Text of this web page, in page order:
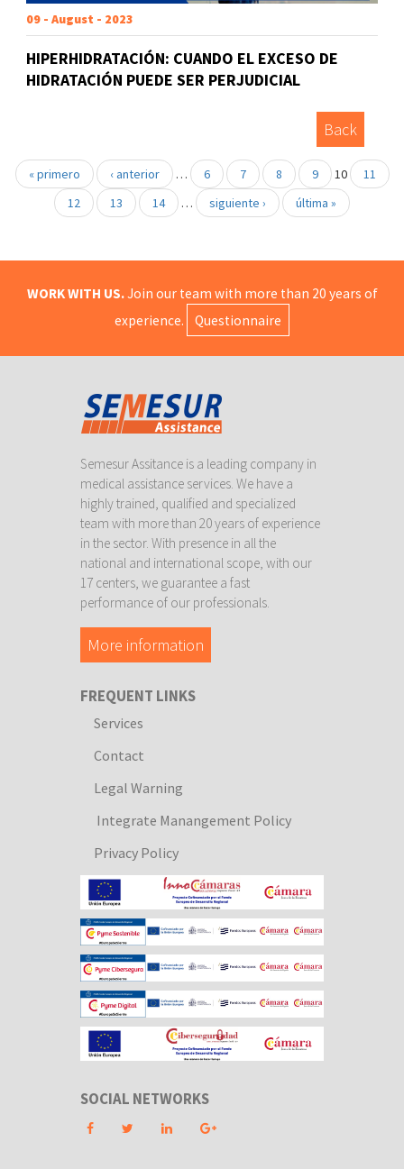
09 - August - 2023
HIPERHIDRATACIÓN: CUANDO EL EXCESO DE
HIDRATACIÓN PUEDE SER PERJUDICIAL
Back
« primero ‹ anterior … 6 7 8 9 10
11
12
13 14 … siguiente › última »
WORK WITH US.Join our team with more than 20 years of
experience.
Questionnaire
Semesur Assitance is a leading company in
medical assistance services. We have a
highly trained, qualified and specialized
team with more than 20 years of experience
in the sector. With presence in all the
national and international scope, with our
17 centers, we guarantee a fast
performance of our professionals.
More information
FREQUENT LINKS
Services
Contact
Legal Warning
Integrate Manangement Policy
Privacy Policy
SOCIAL NETWORKS